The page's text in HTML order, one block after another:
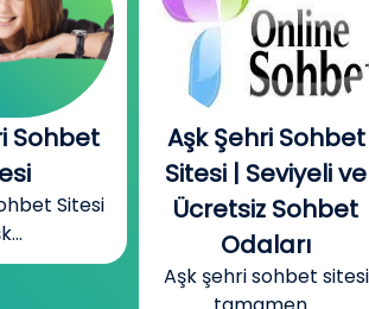
Sohbet
ve
Sohbet
Aşk Şehri
Romantizmin ve
Sohbetin
Buluştuğu Yer
Aşk şehri chat sohbet